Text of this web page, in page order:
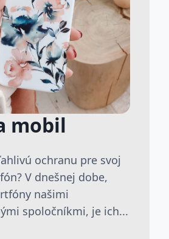
mobil
ochranu pre svoj
V dnešnej dobe,
našimi
spoločníkmi, je ich...